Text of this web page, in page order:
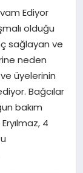
Ediyor
olduğu
sağlayan ve
neden
üyelerinin
Bağcılar
bakım
4